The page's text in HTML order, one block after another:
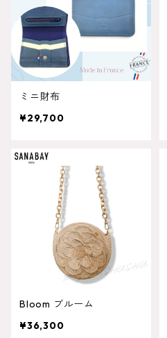
ミニ財布
¥29,700
Bloom ブルーム
¥36,300